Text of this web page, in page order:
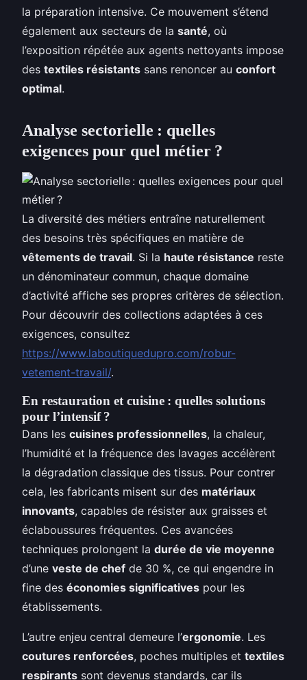
la préparation intensive. Ce mouvement s’étend
également aux secteurs de la santé, où
l’exposition répétée aux agents nettoyants impose
des textiles résistants sans renoncer au confort
optimal.
Analyse sectorielle : quelles
exigences pour quel métier ?
La diversité des métiers entraîne naturellement
des besoins très spécifiques en matière de
vêtements de travail. Si la haute résistance reste
un dénominateur commun, chaque domaine
d’activité affiche ses propres critères de sélection.
Pour découvrir des collections adaptées à ces
exigences, consultez
https://www.laboutiquedupro.com/robur-
vetement-travail/.
En restauration et cuisine : quelles solutions
pour l’intensif ?
Dans les cuisines professionnelles, la chaleur,
l’humidité et la fréquence des lavages accélèrent
la dégradation classique des tissus. Pour contrer
cela, les fabricants misent sur des matériaux
innovants, capables de résister aux graisses et
éclaboussures fréquentes. Ces avancées
techniques prolongent la durée de vie moyenne
d’une veste de chef de 30 %, ce qui engendre in
fine des économies significatives pour les
établissements.
L’autre enjeu central demeure l’ergonomie. Les
coutures renforcées, poches multiples et textiles
respirants sont devenus standards, car ils